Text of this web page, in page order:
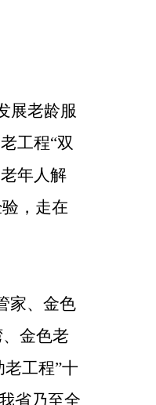
展老龄服
工程“双
年人解
，走在
家、金色
金色老
老工程”十
省乃至全